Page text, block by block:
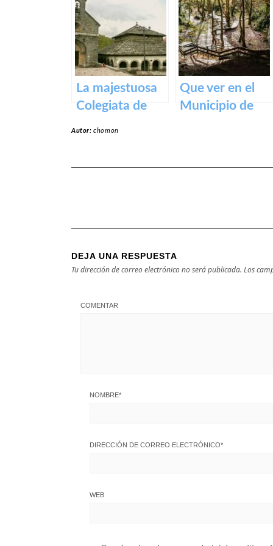
belleza de este
pueblo.
La majestuosa
Colegiata de
Que ver en el
Municipio de
Autor:chomon
DEJA UNA RESPUESTA
Tu dirección de correo electrónico no será publicada. Los
COMENTAR
NOMBRE*
DIRECCIÓN DE CORREO ELECTRÓNICO*
WEB